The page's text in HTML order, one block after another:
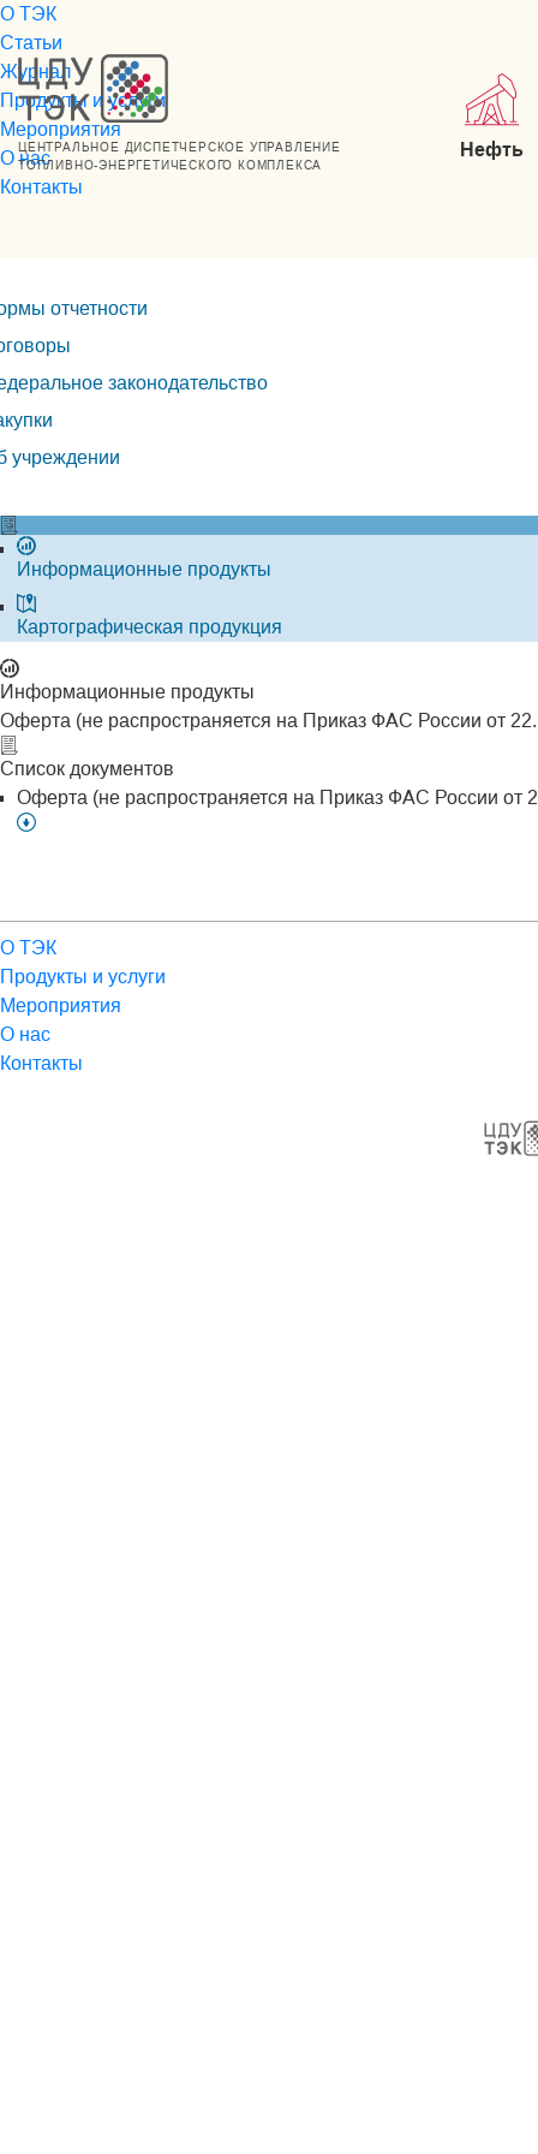
ЦЕНТРАЛЬНОЕ ДИСПЕТЧЕРСКОЕ УПРАВЛЕНИЕ
ТОПЛИВНО-ЭНЕРГЕТИЧЕСКОГО КОМПЛЕКСА
Нефть
О ТЭК
Статьи
Журнал
Продукты и услуги
Мероприятия
О нас
Контакты
отчетности
законодательство
учреждении
Информационные продукты
Картографическая продукция
Информационные продукты
Оферта (не распространяется на Приказ ФАС России от
Список документов
Оферта (не распространяется на Приказ ФАС России от
О ТЭК
Продукты и услуги
Мероприятия
О нас
Контакты